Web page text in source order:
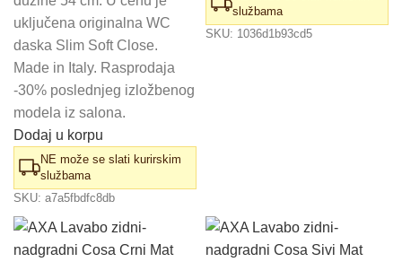
42.960,00 RSD.
uključena originalna WC
daska Slim Soft Close.
Made in Italy. Rasprodaja
-30% poslednjeg izložbenog
modela iz salona.
Dodaj u korpu
NE može se slati kurirskim
službama
SKU: a7a5fbdfc8db
službama
SKU: 1036d1b93cd5